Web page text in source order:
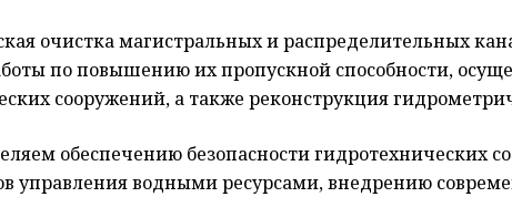
очистка магистральных и распределительных
по повышению их пропускной способности,
сооружений, а также реконструкция
обеспечению безопасности гидротехнических
управления водными ресурсами, внедрению